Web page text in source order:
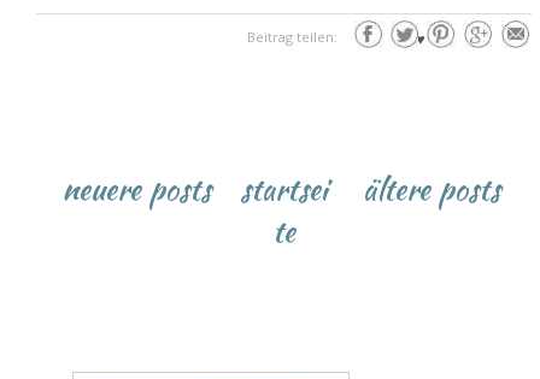
♥
Beitrag teilen:
neuere posts ältere posts
startsei
te